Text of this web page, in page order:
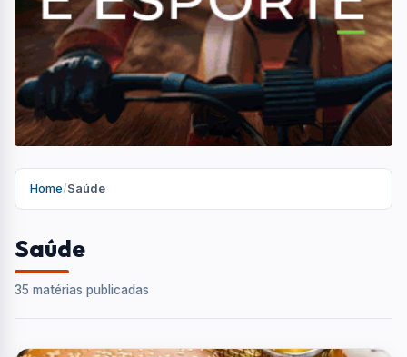
Home/Saúde
Saúde
35 matérias publicadas